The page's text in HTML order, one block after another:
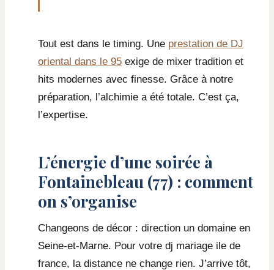
Tout est dans le timing. Une prestation de DJ
oriental dans le 95exige de mixer tradition et
hits modernes avec finesse. Grâce à notre
préparation, l’alchimie a été totale. C’est ça,
l’expertise.
L’énergie d’une soirée à
Fontainebleau (77) : comment
on s’organise
Changeons de décor : direction un domaine en
Seine-et-Marne. Pour votre dj mariage ile de
france, la distance ne change rien. J’arrive tôt,